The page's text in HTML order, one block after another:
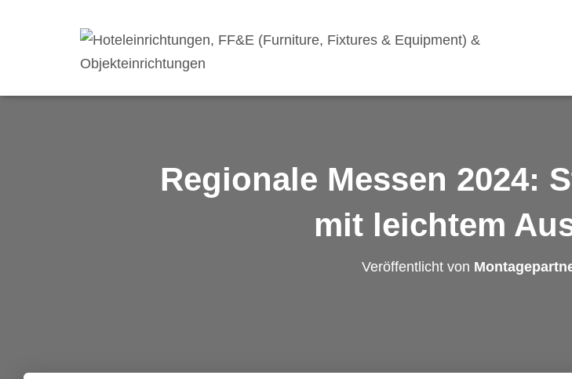
Regionale Messen 2024:
mit leichtem
Veröffentlicht von